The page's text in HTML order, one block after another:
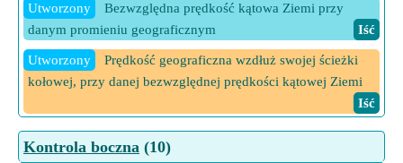
Utworzony
Bezwzględna prędkość kątowa Ziemi przy
danym promieniu geograficznym
Iść
Utworzony
Prędkość geograficzna wzdłuż swojej ścieżki
kołowej, przy danej bezwzględnej prędkości kątowej Ziemi
Iść
Utworzony
Prędkość satelity w jego kołowym GEO
promienia
Kontrola boczna (10)